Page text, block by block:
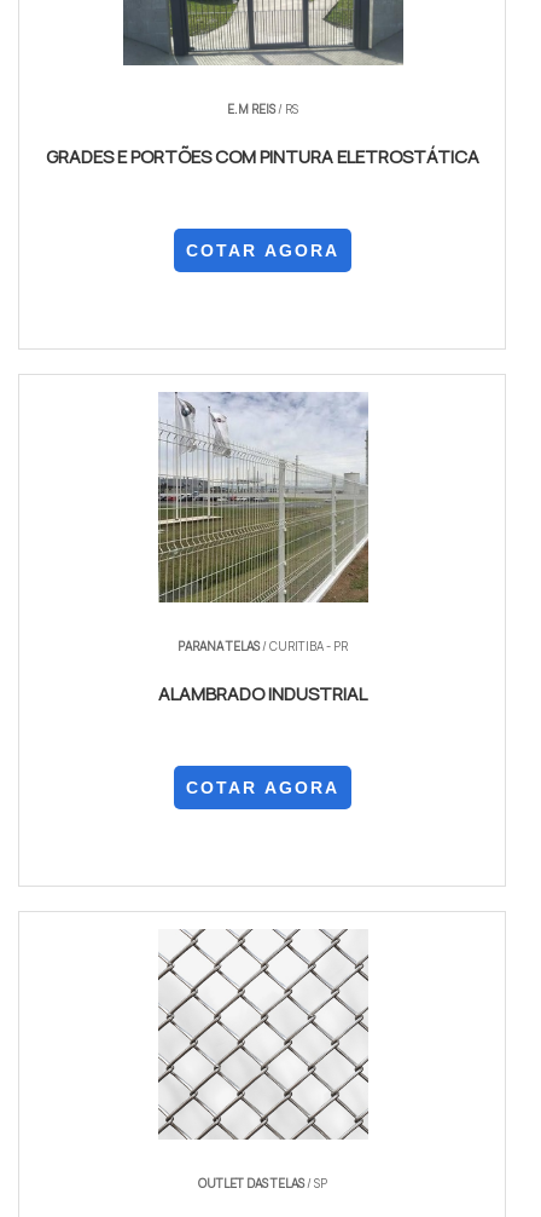
E.M REIS/ RS
GRADES E PORTÕES COM PINTURA ELETROSTÁTICA
COTAR AGORA
PARANA TELAS/ CURITIBA - PR
ALAMBRADO INDUSTRIAL
COTAR AGORA
OUTLET DAS TELAS/ SP